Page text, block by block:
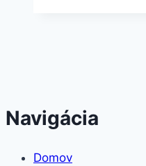
Navigácia
Domov